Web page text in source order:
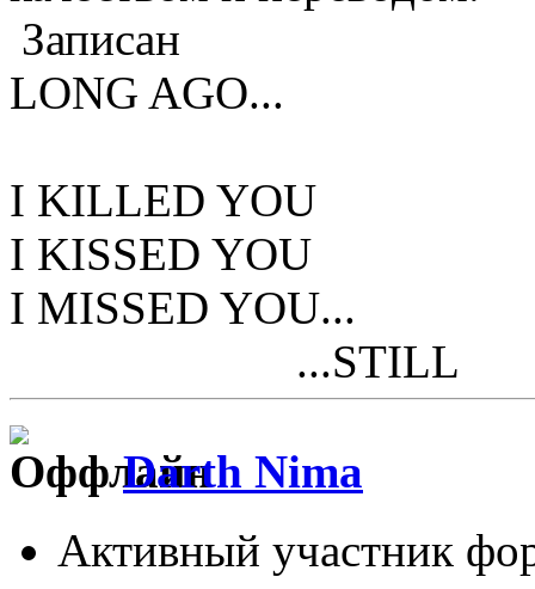
Записан
LONG AGO...
I KILLED YOU
I KISSED YOU
I MISSED YOU...
...STILL
Darth Nima
Активный участник